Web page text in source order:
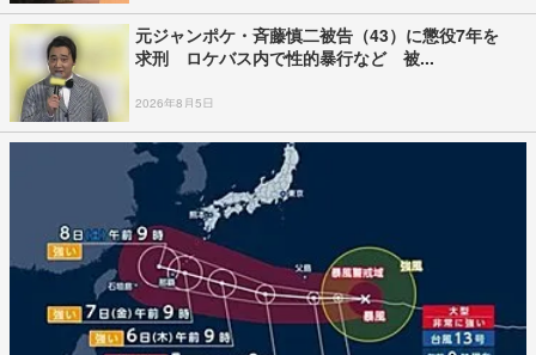
元ジャンポケ・斉藤慎二被告（43）に懲役7年を
求刑 ロケバス内で性的暴行など 被...
2026年8月5日